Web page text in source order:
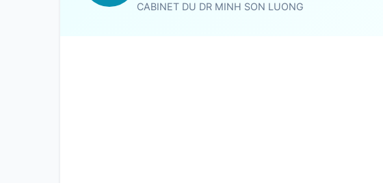
CABINET DU DR MINH SON LUONG